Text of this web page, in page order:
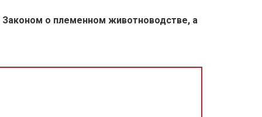
Законом о племенном животноводстве, а